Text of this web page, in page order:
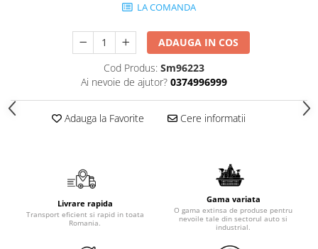
LA COMANDA
ADAUGA IN COS
Cod Produs: Sm96223
Ai nevoie de ajutor? 0374996999
Adauga la Favorite Cere informatii
Livrare rapida
Transport eficient si rapid in toata
Romania.
Gama variata
O gama extinsa de produse pentru
nevoile tale din sectorul auto si
industrial.